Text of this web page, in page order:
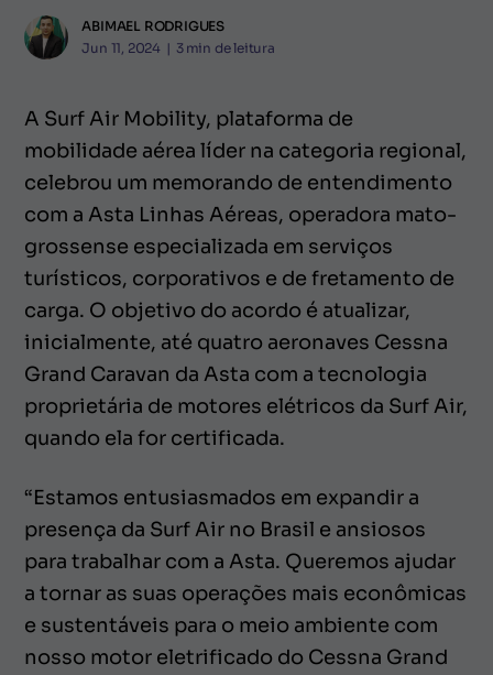
ABIMAEL RODRIGUES
Jun 11, 2024 | 3 min de leitura
A Surf Air Mobility, plataforma de
mobilidade aérea líder na categoria regional,
celebrou um memorando de entendimento
com a Asta Linhas Aéreas, operadora mato-
grossense especializada em serviços
turísticos, corporativos e de fretamento de
carga. O objetivo do acordo é atualizar,
inicialmente, até quatro aeronaves Cessna
Grand Caravan da Asta com a tecnologia
proprietária de motores elétricos da Surf Air,
quando ela for certificada.
“Estamos entusiasmados em expandir a
presença da Surf Air no Brasil e ansiosos
para trabalhar com a Asta. Queremos ajudar
a tornar as suas operações mais econômicas
e sustentáveis para o meio ambiente com
nosso motor eletrificado do Cessna Grand